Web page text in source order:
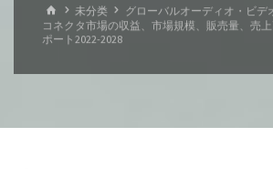
ホ
ー
ム
未分类
グローバルオーディオ・ビデ
コネクタ市場の収益、市場規模、販売量、売
ポート2022-2028